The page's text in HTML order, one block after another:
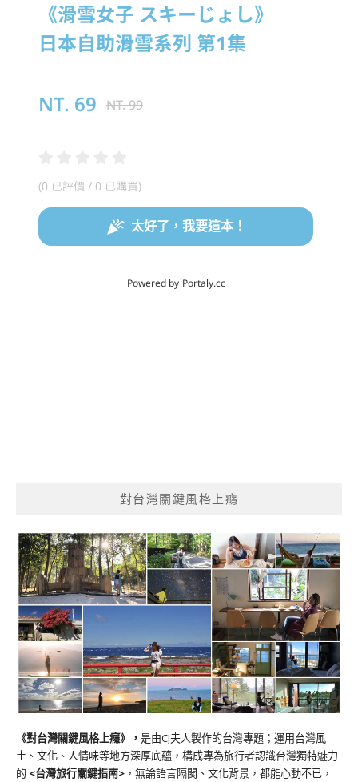
對台灣關鍵風格上癮
《對台灣關鍵風格上癮》 ， 是由CJ夫人製作的台灣專題；運用台灣風
土、文化、人情味等地方深厚底蘊，構成專為旅行者認識台灣獨特魅力
的 <台灣旅行關鍵指南> ，無論語言隔閡、文化背景，都能心動不已，